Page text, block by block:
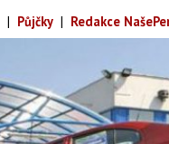
| Půjčky | Redakce